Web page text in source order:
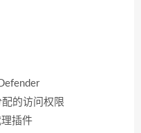
的访问权限
插件